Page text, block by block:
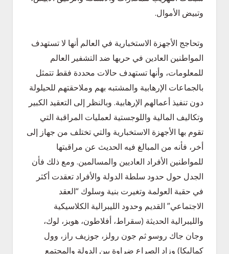
وتبيض الأموال.
وتحاجج الأجهزة الاستخبارية في العالم أنها لا تستهدف
المواطنين العادين في حربها ضد التشفير العالم
للمعلومات، وأنها تستهدف حالات محددة فقط تتمثل
بالجماعات الإرهابية والمشتبه بهم وملاحقتهم للحيلولة
دون تنفيذ أعمالهم الإرهابية. وبالنظر إلى التعقيد الكبير
وتكاليف المالية واللوجستية لعمليات المراقبة التي
تقوم بها الأجهزة الاستخبارية والتي تختلف من جهاز إلى
أخر، فأنه من المبالغ فيه الحديث عن مراقبتها
للمواطنين الأفراد العاديين والمسالمين. ومع ذلك فأن
الجدل حول حدود سلطة الدولة والأفراد تعقدت أكثر
في حقبة العولمة وتغيرت بنية وسلوك “العقد
الاجتماعي” القديم وحدود الليبرالية الكلاسيكية
والليبرالية الحديثة (سقراط، أفلاطون، هوبز، لوك،
وجان جاك روسو ثم جون رولز، جوزيف راز، وول
كماليكا) وزاد الصراع ضراوة بين الدولة والمجتمع